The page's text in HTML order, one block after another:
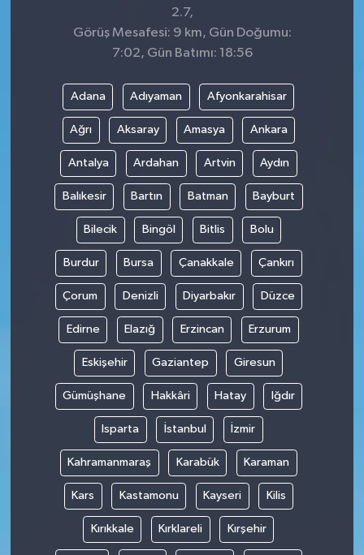
2.7,
Görüş Mesafesi: 9 km, Gün Doğumu:
7:02, Gün Batımı: 18:56
Adana Adıyaman Afyonkarahisar
Ağrı Aksaray Amasya Ankara
Antalya Ardahan Artvin Aydın
Balıkesir Bartın Batman Bayburt
Bilecik Bingöl Bitlis Bolu
Burdur Bursa Çanakkale Çankırı
Çorum Denizli Diyarbakır Düzce
Edirne Elazığ Erzincan Erzurum
Eskişehir Gaziantep Giresun
Gümüşhane Hakkâri Hatay Iğdır
Isparta İstanbul İzmir
Kahramanmaraş Karabük Karaman
Kars Kastamonu Kayseri Kilis
Kırıkkale Kırklareli Kırşehir
Teknoloji